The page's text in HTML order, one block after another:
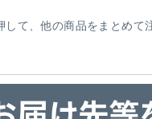
して、他の商品をまとめて